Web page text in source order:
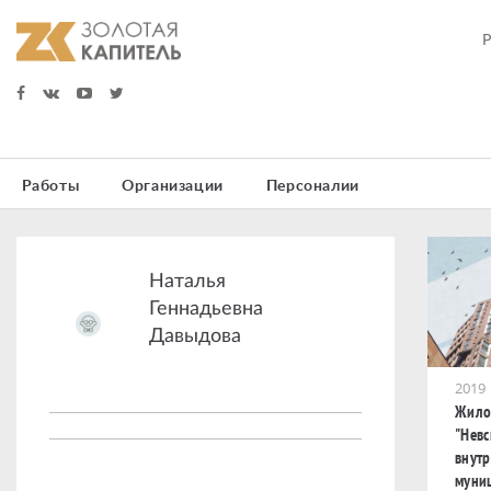
Работы Организации Персоналии
Наталья
Геннадьевна
Давыдова
2019